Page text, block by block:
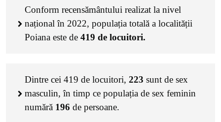
Conform recensământului realizat la nivel
național în 2022, populația totală a localității
Poiana este de 419 de locuitori.
Dintre cei 419 de locuitori, 223 sunt de sex
masculin, în timp ce populația de sex feminin
numără 196 de persoane.